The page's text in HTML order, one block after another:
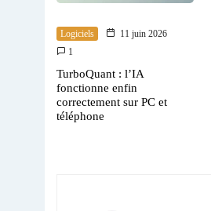
Logiciels
11 juin 2026
1
TurboQuant : l’IA
fonctionne enfin
correctement sur PC et
téléphone